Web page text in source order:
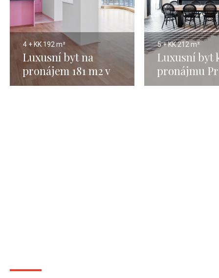
4 + KK 192 m²
Luxusní byt na
pronájem 181 m2 v
Karlíně - Praha 8
5 + KK212 m²
Luxusní byt
pronájmu
212m